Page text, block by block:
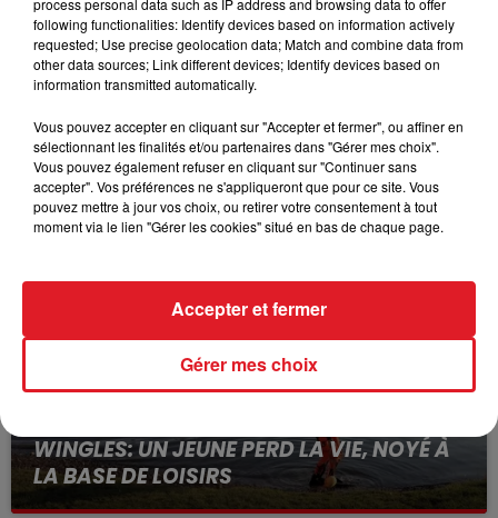
15 juillet 2026
BÉTHUNE: ENQUÊTE POUR HOMICIDE
VOLONTAIRE EN COURS, APRÈS LA...
Selon les premiers éléments, le logement servait
WINGLES: UN JEUNE PERD LA VIE, NOYÉ À
LA BASE DE LOISIRS
La victime a coulé à pic
process personal data such as IP address and browsing data to offer
following functionalities: Identify devices based on information actively
requested; Use precise geolocation data; Match and combine data from
other data sources; Link different devices; Identify devices based on
information transmitted automatically.
Vous pouvez accepter en cliquant sur "Accepter et fermer", ou affiner en
sélectionnant les finalités et/ou partenaires dans "Gérer mes choix".
Vous pouvez également refuser en cliquant sur "Continuer sans
accepter". Vos préférences ne s'appliqueront que pour ce site. Vous
pouvez mettre à jour vos choix, ou retirer votre consentement à tout
moment via le lien "Gérer les cookies" situé en bas de chaque page.
Gérer mes choix
Accepter et fermer